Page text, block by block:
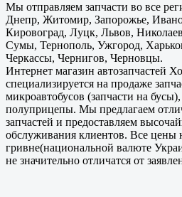
Мы отправляем запчасти во все
Днепр, Житомир, Запорожье,
Кировоград, Луцк, Львов,
Сумы, Тернополь, Ужгород,
Черкассы, Чернигов, Черновцы.
Интернет магазин автозапчастей
специализируется на продаже
микроавтобусов (запчасти на
полуприцепы. Мы предлагаем
запчастей и предоставляем
обслуживания клиентов. Все цены
гривне(национальной валюте
не значительно отличатся от